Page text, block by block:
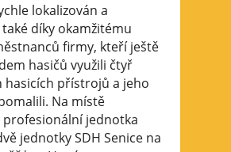
lokalizován a
díky okamžitému
firmy, kteří ještě
hasičů využili čtyř
hasicích přístrojů a jeho
Na místě
profesionální jednotka
jednotky SDH Senice na